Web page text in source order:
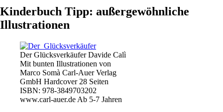
Kinderbuch Tipp: außergewöhnliche
Illustrationen
Der Glücksverkäufer Davide Calì
Mit bunten Illustrationen von
Marco Somà Carl-Auer Verlag
GmbH Hardcover 28 Seiten
ISBN: 978-3849703202
www.carl-auer.de Ab 5-7 Jahren